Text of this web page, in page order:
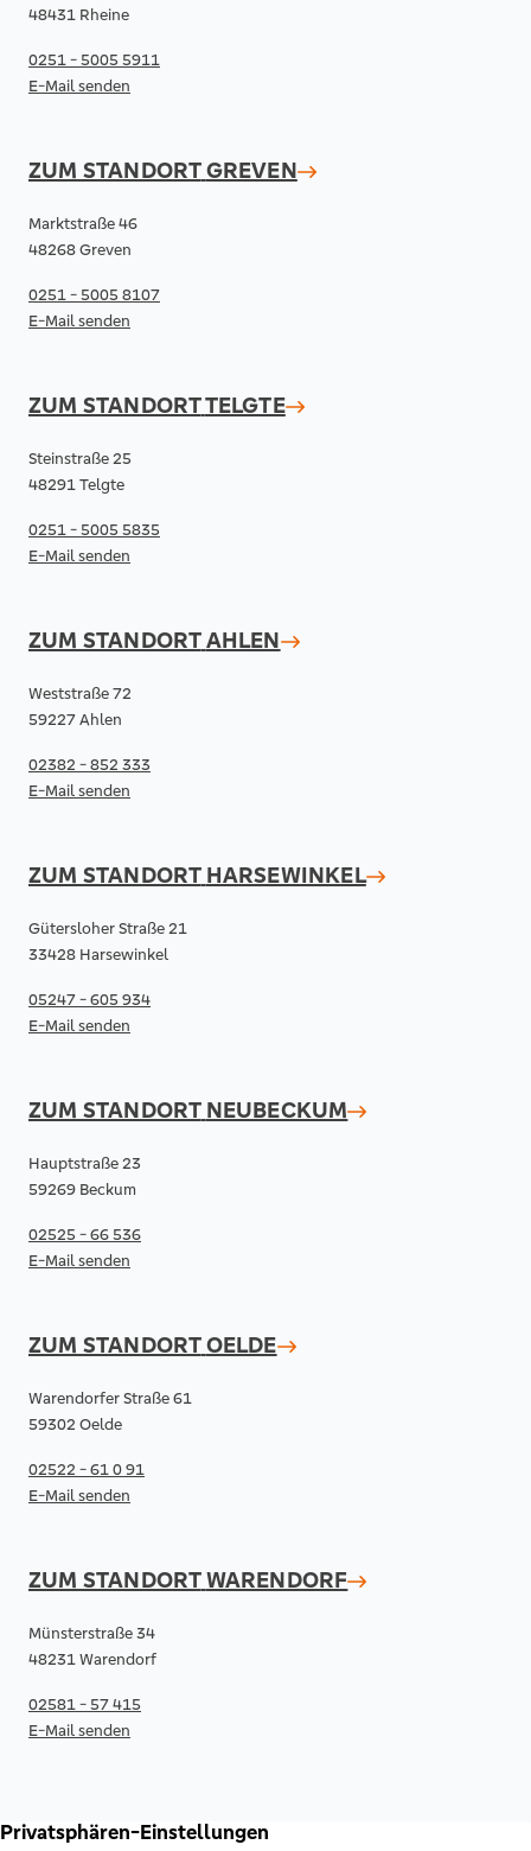
48431 Rheine
0251 - 5005 5911
E-Mail senden
ZUM STANDORTGREVEN
Marktstraße 46
48268 Greven
0251 - 5005 8107
E-Mail senden
ZUM STANDORTTELGTE
Steinstraße 25
48291 Telgte
0251 - 5005 5835
E-Mail senden
ZUM STANDORTAHLEN
Weststraße 72
59227 Ahlen
02382 - 852 333
E-Mail senden
ZUM STANDORT HARSEWINKEL
Gütersloher Straße 21
33428 Harsewinkel
05247 - 605 934
E-Mail senden
ZUM STANDORT NEUBECKUM
Hauptstraße 23
59269 Beckum
02525 - 66 536
E-Mail senden
ZUM STANDORTOELDE
Warendorfer Straße 61
59302 Oelde
02522 - 61 0 91
E-Mail senden
ZUM STANDORTWARENDORF
Münsterstraße 34
48231 Warendorf
02581 - 57 415
E-Mail senden
RECHTLICHES & KONTAKT